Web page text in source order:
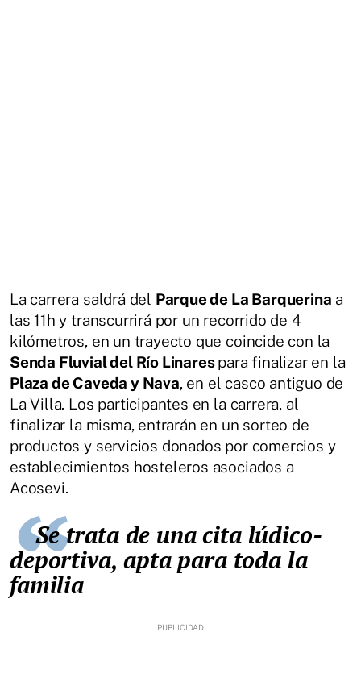
La carrera saldrá del Parque de La Barquerina a
las 11h y transcurrirá por un recorrido de 4
kilómetros, en un trayecto que coincide con la
Senda Fluvial del Río Linarespara finalizar en la
Plaza de Caveda y Nava, en el casco antiguo de
La Villa. Los participantes en la carrera, al
finalizar la misma, entrarán en un sorteo de
productos y servicios donados por comercios y
establecimientos hosteleros asociados a
Acosevi.
Se trata de una cita lúdico-
deportiva, apta para toda la
familia